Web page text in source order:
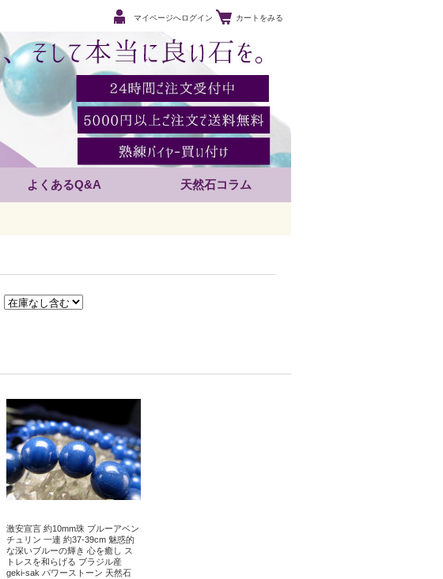
マイページへログイン カートをみる
よくあるQ&A 天然石コラム
激安宣言 約10mm珠 ブルーアベン
チュリン 一連 約37-39cm 魅惑的
な深いブルーの輝き 心を癒し ス
トレスを和らげる ブラジル産
geki-sak パワーストーン 天然石